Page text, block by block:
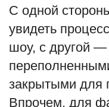
С одной
увидеть
шоу, с другой —
закрытыми для
Впрочем, для